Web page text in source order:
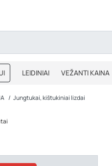
LEIDINIAI VEŽANTI KAINA
IŠPARDAVIMAS
Jungtukai, kištukiniai lizdai